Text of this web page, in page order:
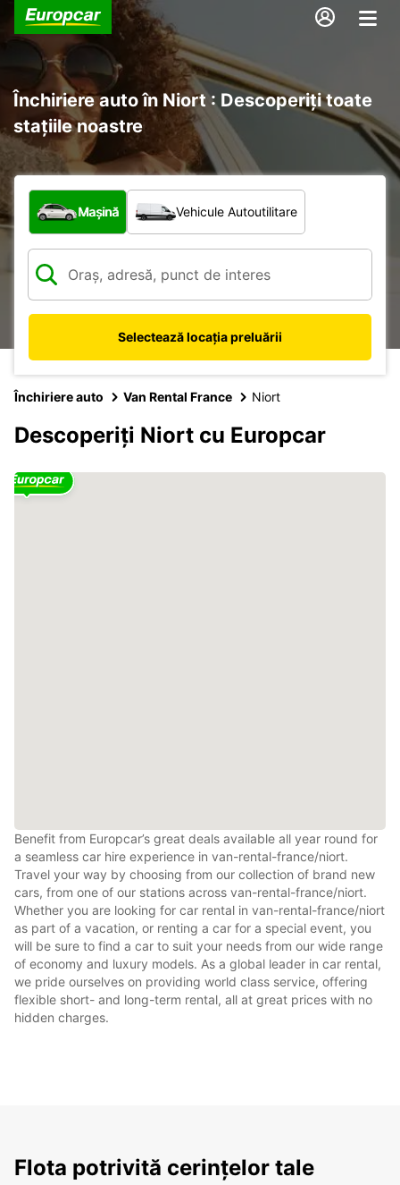
Închiriere auto în Niort : Descoperiți toate
stațiile noastre
Ce tip de vehicul?
Mașină Vehicule Autoutilitare
Selectează locația preluării
Închiriere auto Van Rental France Niort
Descoperiți Niort cu Europcar
Benefit from Europcar’s great deals available all year round for
a seamless car hire experience in van-rental-france/niort.
Travel your way by choosing from our collection of brand new
cars, from one of our stations across van-rental-france/niort.
Whether you are looking for car rental in van-rental-france/niort
as part of a vacation, or renting a car for a special event, you
will be sure to find a car to suit your needs from our wide range
of economy and luxury models. As a global leader in car rental,
we pride ourselves on providing world class service, offering
flexible short- and long-term rental, all at great prices with no
hidden charges.
Flota potrivită cerințelor tale